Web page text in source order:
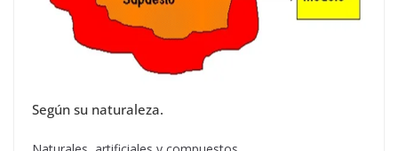
Según su naturaleza.